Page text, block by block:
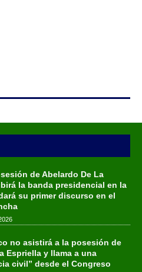
de Abelardo De La
la banda presidencial en la
su primer discurso en el
no asistirá a la posesión de
Espriella y llama a una
civil” desde el Congreso